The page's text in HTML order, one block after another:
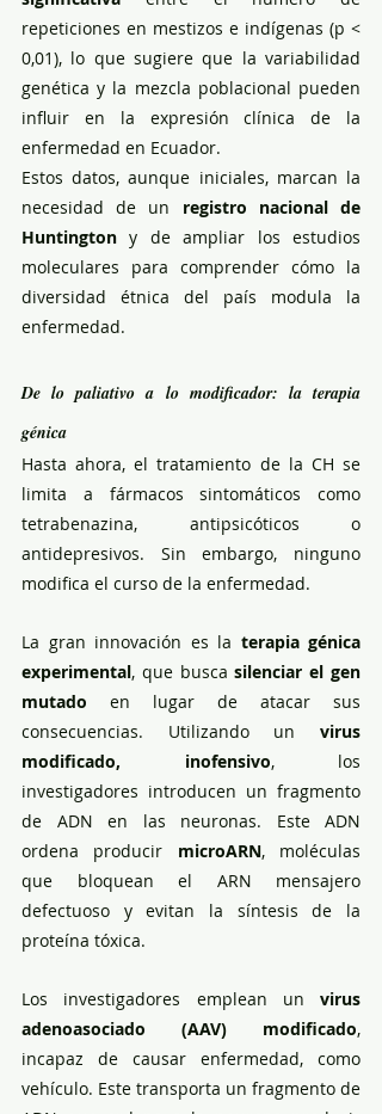
repeticiones en mestizos e indígenas (p <
0,01), lo que sugiere que la variabilidad
genética y la mezcla poblacional pueden
influir en la expresión clínica de la
enfermedad en Ecuador.
Estos datos, aunque iniciales, marcan la
necesidad de un registro nacional de
Huntington y de ampliar los estudios
moleculares para comprender cómo la
diversidad étnica del país modula la
enfermedad.
De lo paliativo a lo modificador: la terapia
génica
Hasta ahora, el tratamiento de la CH se
limita a fármacos sintomáticos como
tetrabenazina, antipsicóticos o
antidepresivos. Sin embargo, ninguno
modifica el curso de la enfermedad.
La gran innovación es la terapia génica
experimental, que busca silenciar el gen
mutado en lugar de atacar sus
consecuencias. Utilizando un virus
modificado, inofensivo, los
investigadores introducen un fragmento
de ADN en las neuronas. Este ADN
ordena producir microARN, moléculas
que bloquean el ARN mensajero
defectuoso y evitan la síntesis de la
proteína tóxica.
Los investigadores emplean un virus
adenoasociado (AAV) modificado,
incapaz de causar enfermedad, como
vehículo. Este transporta un fragmento de